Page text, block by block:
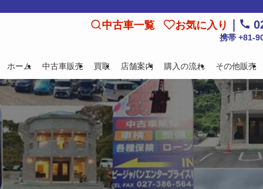
ホーム 中古車販売 買取 店舗案内 購入の流れ その他販売
中古車一覧 お気に入り
携帯 +81-